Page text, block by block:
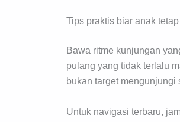
Tips praktis biar anak
Bawa ritme kunjungan
pulang yang tidak terlalu
bukan target mengunjungi
Untuk navigasi terbaru,